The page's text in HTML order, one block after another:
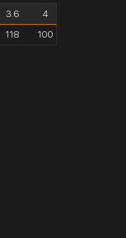
3.6
118
4
100